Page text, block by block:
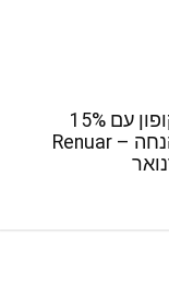
קופון עם 15%
הנחה – Renuar